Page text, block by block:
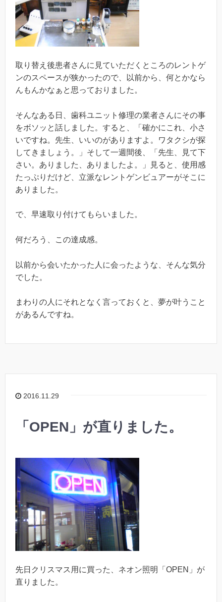
取り替え後患者さんに見ていただくところのレントゲ
ンのスペースが狭かったので、以前から、何とかなら
んもんかなぁと思っておりました。
そんなある日、歯科ユニット修理の業者さんにその事
をボソッと話しました。すると、「確かにこれ、小さ
いですね。先生、いいのがありますよ。ワタクシが探
してきましょう。」そして一週間後、「先生、見て下
さい。ありました、ありましたよ。」見ると、使用感
たっぷりだけど、立派なレントゲンビュアーがそこに
ありました。
で、早速取り付けてもらいました。
何だろう、この達成感。
以前から会いたかった人に会ったような、そんな気分
でした。
まわりの人にそれとなく言っておくと、夢が叶うこと
があるんですね。
2016.11.29
「OPEN」が直りました。
先日クリスマス用に買った、ネオン照明「OPEN」が
直りました。